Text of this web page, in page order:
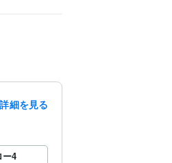
細を見る
ー4